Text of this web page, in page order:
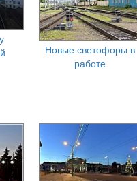
Новые светофоры в
работе